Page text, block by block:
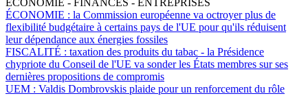
ÉCONOMIE : la Commission européenne va octroyer plus de
flexibilité budgétaire à certains pays de l'UE pour qu'ils réduisent
leur dépendance aux énergies fossiles
FISCALITÉ : taxation des produits du tabac - la Présidence
chypriote du Conseil de l'UE va sonder les États membres sur ses
dernières propositions de compromis
UEM : Valdis Dombrovskis plaide pour un renforcement du rôle